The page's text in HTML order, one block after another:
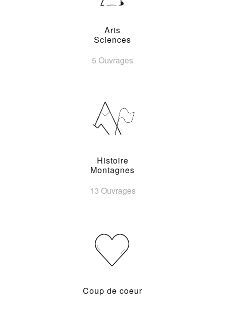
Arts
Sciences
5 Ouvrages
Histoire
Montagnes
13 Ouvrages
Coup de coeur